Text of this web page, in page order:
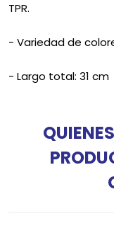
TPR.
- Variedad de
- Largo total: 31 cm